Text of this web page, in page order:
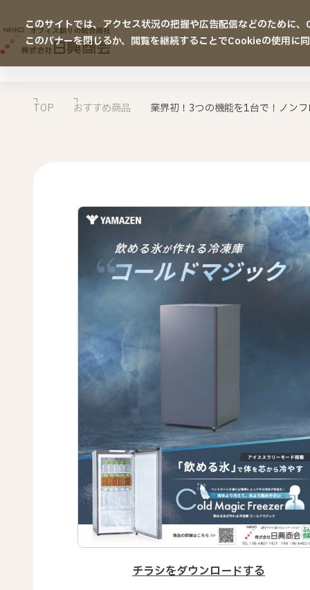
このサイトでは、アクセス状況の把握や広告配信などのために
このバナーを閉じるか、閲覧を継続することでCookieの使用に
TOP おすすめ商品 業界初！3つの機能を1台で！ノン
チラシをダウンロードする